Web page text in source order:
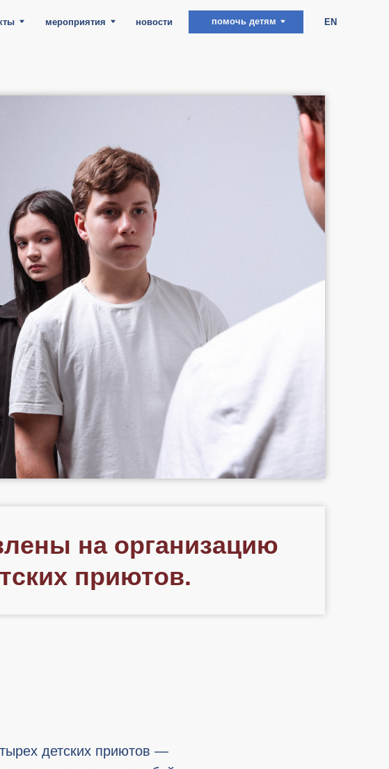
EN
помочь детям
новости
на организацию
приютов.
детских приютов —